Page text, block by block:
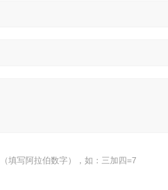
填写阿拉伯数字），如：三加四=7